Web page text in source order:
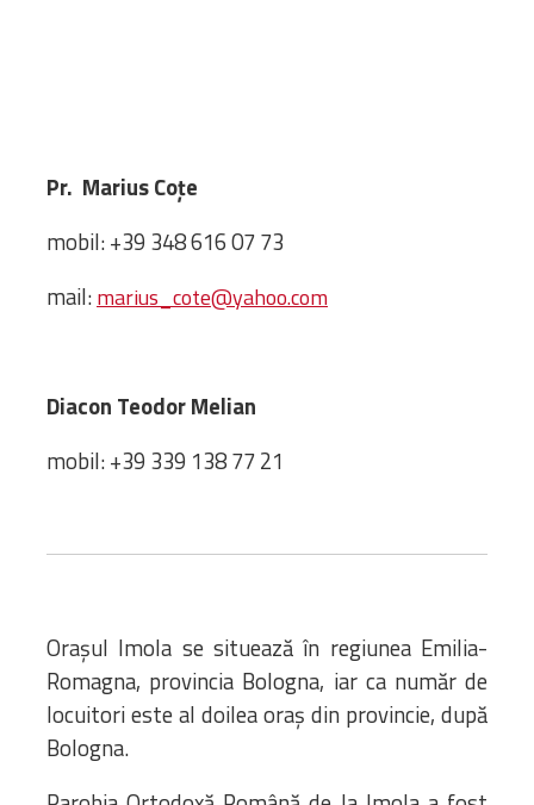
Bibliotecă
Resurse multimedia
Opinii ortodoxe
CSDE
Lectura Lunii
CONTACT
Pr. Marius Coțe
mobil: +39 348 616 07 73
mail:marius_cote@yahoo.com
Diacon Teodor Melian
mobil: +39 339 138 77 21
Orașul Imola se situează în regiunea Emilia-
Romagna, provincia Bologna, iar ca număr de
locuitori este al doilea oraș din provincie, după
Bologna.